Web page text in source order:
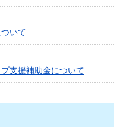
いて
支援補助金について